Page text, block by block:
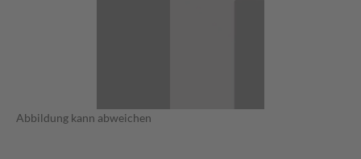
Abbildung kann abweichen